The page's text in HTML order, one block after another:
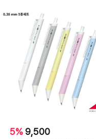
SIZE
제
수입/판
5% 9,500